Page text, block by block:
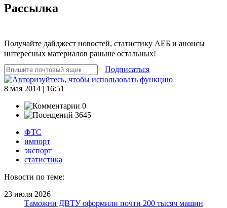
Рассылка
Получайте дайджест новостей, статистику АЕБ и анонсы
интересных материалов раньше остальных!
Подписаться
8 мая 2014 | 16:51
0
3645
ФТС
импорт
экспорт
статистика
Новости по теме:
23 июля 2026
Таможни ДВТУ оформили почти 200 тысяч машин